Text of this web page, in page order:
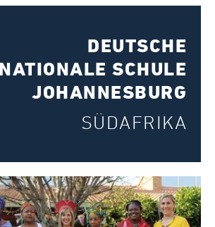
DEUTSCHE
SCHULE
JOHANNESBURG
SÜDAFRIKA